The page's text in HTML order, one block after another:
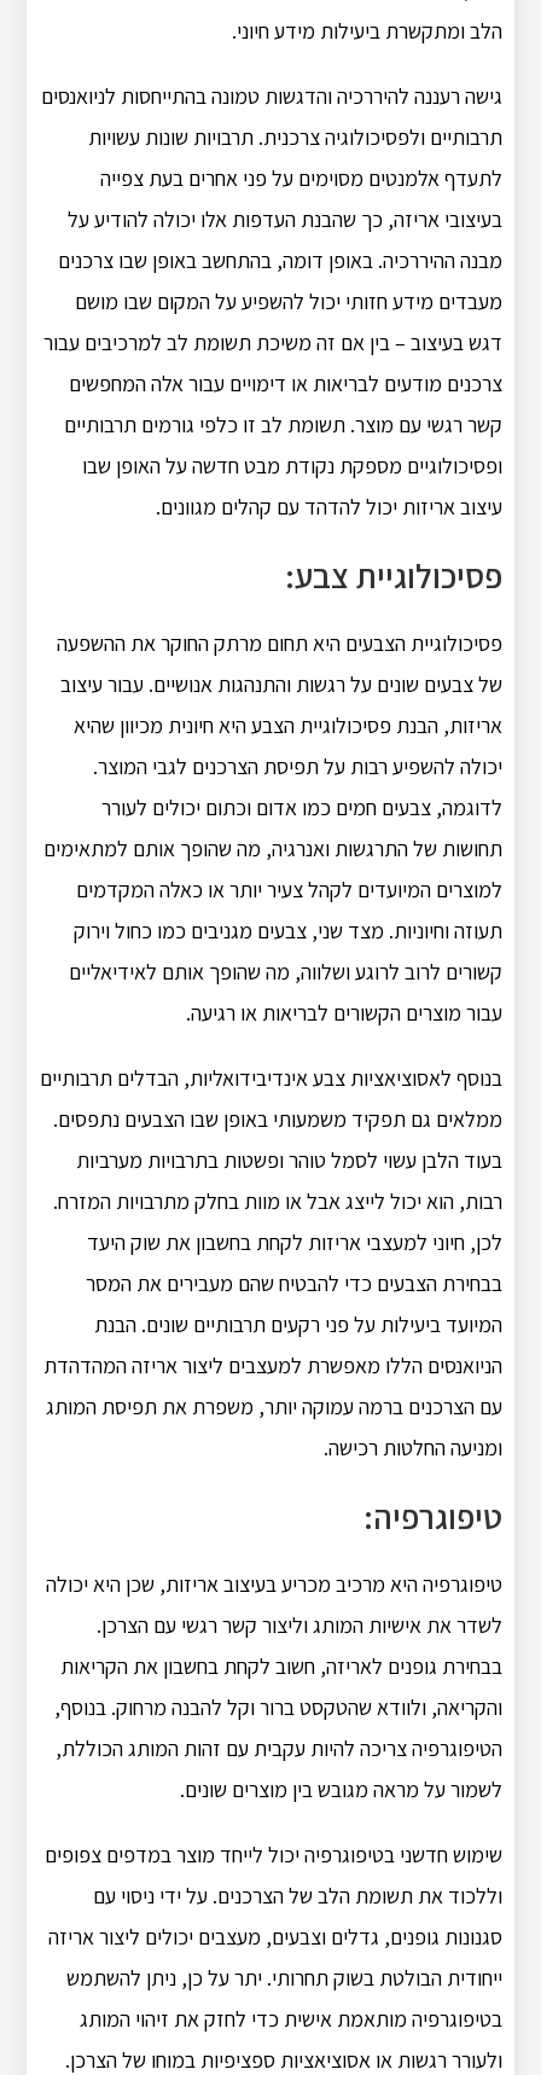
הלב ומתקשרת ביעילות מידע חיוני.
גישה רעננה להיררכיה והדגשות טמונה בהתייחסות לניואנסים
תרבותיים ולפסיכולוגיה צרכנית.תרבויות שונות עשויות
לתעדף אלמנטים מסוימים על פני אחרים בעת צפייה
בעיצובי אריזה, כך שהבנת העדפות אלו יכולה להודיע ​​על
מבנה ההיררכיה.באופן דומה, בהתחשב באופן שבו צרכנים
מעבדים מידע חזותי יכול להשפיע על המקום שבו מושם
דגש בעיצוב – בין אם זה משיכת תשומת לב למרכיבים עבור
צרכנים מודעים לבריאות או דימויים עבור אלה המחפשים
קשר רגשי עם מוצר.תשומת לב זו כלפי גורמים תרבותיים
ופסיכולוגיים מספקת נקודת מבט חדשה על האופן שבו
עיצוב אריזות יכול להדהד עם קהלים מגוונים.
פסיכולוגיית צבע:
פסיכולוגיית הצבעים היא תחום מרתק החוקר את ההשפעה
של צבעים שונים על רגשות והתנהגות אנושיים. עבור עיצוב
אריזות, הבנת פסיכולוגיית הצבע היא חיונית מכיוון שהיא
יכולה להשפיע רבות על תפיסת הצרכנים לגבי המוצר.
לדוגמה, צבעים חמים כמו אדום וכתום יכולים לעורר
תחושות של התרגשות ואנרגיה, מה שהופך אותם למתאימים
למוצרים המיועדים לקהל צעיר יותר או כאלה המקדמים
תעוזה וחיוניות. מצד שני, צבעים מגניבים כמו כחול וירוק
קשורים לרוב לרוגע ושלווה, מה שהופך אותם לאידיאליים
עבור מוצרים הקשורים לבריאות או רגיעה.
בנוסף לאסוציאציות צבע אינדיבידואליות, הבדלים תרבותיים
ממלאים גם תפקיד משמעותי באופן שבו הצבעים נתפסים.
בעוד הלבן עשוי לסמל טוהר ופשטות בתרבויות מערביות
רבות, הוא יכול לייצג אבל או מוות בחלק מתרבויות המזרח.
לכן, חיוני למעצבי אריזות לקחת בחשבון את שוק היעד
בבחירת הצבעים כדי להבטיח שהם מעבירים את המסר
המיועד ביעילות על פני רקעים תרבותיים שונים.הבנת
הניואנסים הללו מאפשרת למעצבים ליצור אריזה המהדהדת
עם הצרכנים ברמה עמוקה יותר, משפרת את תפיסת המותג
ומניעה החלטות רכישה.
טיפוגרפיה:
טיפוגרפיה היא מרכיב מכריע בעיצוב אריזות, שכן היא יכולה
לשדר את אישיות המותג וליצור קשר רגשי עם הצרכן.
בבחירת גופנים לאריזה, חשוב לקחת בחשבון את הקריאות
והקריאה, ולוודא שהטקסט ברור וקל להבנה מרחוק.בנוסף,
הטיפוגרפיה צריכה להיות עקבית עם זהות המותג הכוללת,
לשמור על מראה מגובש בין מוצרים שונים.
שימוש חדשני בטיפוגרפיה יכול לייחד מוצר במדפים צפופים
וללכוד את תשומת הלב של הצרכנים. על ידי ניסוי עם
סגנונות גופנים, גדלים וצבעים, מעצבים יכולים ליצור אריזה
ייחודית הבולטת בשוק תחרותי.יתר על כן, ניתן להשתמש
בטיפוגרפיה מותאמת אישית כדי לחזק את זיהוי המותג
ולעורר רגשות או אסוציאציות ספציפיות במוחו של הצרכן.